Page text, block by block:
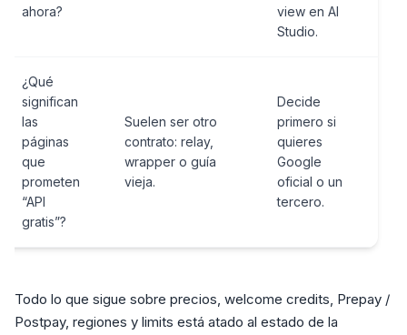
ahora?
view en AI
Studio.
¿Qué
significan
las
páginas
que
prometen
“API
gratis”?
Suelen ser otro
contrato: relay,
wrapper o guía
vieja.
Decide
primero si
quieres
Google
oficial o un
tercero.
Todo lo que sigue sobre precios, welcome credits, Prepay /
Postpay, regiones y limits está atado al estado de la